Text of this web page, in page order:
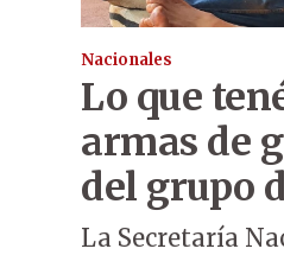
Nacionales
Lo que
armas de
del grupo
La Secretaría